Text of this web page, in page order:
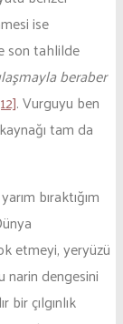
ise
son tahlilde
beraber
. Vurguyu ben
tam da
bıraktığım
etmeyi, yeryüzü
narin dengesini
çılgınlık